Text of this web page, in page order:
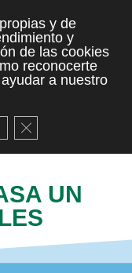
UN
y de
y
de las cookies
reconocerte
a nuestro
Cerrar el banner de